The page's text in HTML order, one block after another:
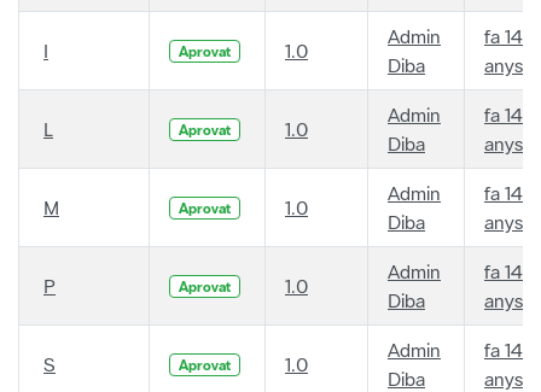
I Aprovat 1.0
Admin
Diba
fa 14
anys
L Aprovat 1.0
Admin
Diba
fa 14
anys
M Aprovat 1.0
Admin
Diba
fa 14
anys
P Aprovat 1.0
Admin
Diba
fa 14
anys
S Aprovat 1.0
Admin
Diba
fa 14
anys